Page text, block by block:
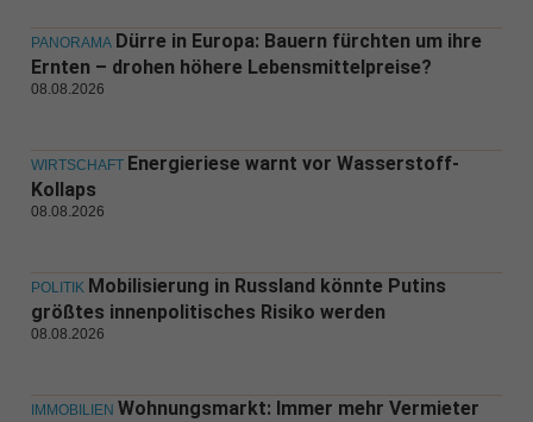
PANORAMA Dürre in Europa: Bauern fürchten um ihre
Ernten – drohen höhere Lebensmittelpreise?
08.08.2026
WIRTSCHAFT Energieriese warnt vor Wasserstoff-
Kollaps
08.08.2026
POLITIK Mobilisierung in Russland könnte Putins
größtes innenpolitisches Risiko werden
08.08.2026
IMMOBILIEN Wohnungsmarkt: Immer mehr Vermieter